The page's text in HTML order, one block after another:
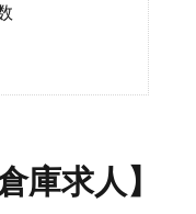
庫求人】